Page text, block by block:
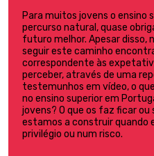
Para muitos jovens o ensino
percurso natural, quase
futuro melhor. Apesar disso,
seguir este caminho
correspondente às
perceber, através de uma
testemunhos em vídeo, o
no ensino superior em
jovens? O que os faz ficar ou
estamos a construir quando
privilégio ou num risco.